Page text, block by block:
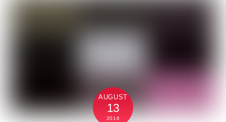
AUGUST
13
2016